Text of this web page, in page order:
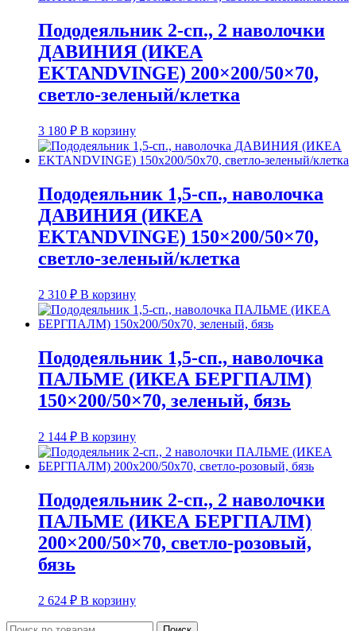
Пододеяльник 2-сп., 2 наволочки
ДАВИНИЯ (ИКЕА
EKTANDVINGE) 200×200/50×70,
светло-зеленый/клетка
3 180 ₽ В корзину
Пододеяльник 1,5-сп., наволочка
ДАВИНИЯ (ИКЕА
EKTANDVINGE) 150×200/50×70,
светло-зеленый/клетка
2 310 ₽ В корзину
Пододеяльник 1,5-сп., наволочка
ПАЛЬМЕ (ИКЕА БЕРГПАЛМ)
150×200/50×70, зеленый, бязь
2 144 ₽ В корзину
Пододеяльник 2-сп., 2 наволочки
ПАЛЬМЕ (ИКЕА БЕРГПАЛМ)
200×200/50×70, светло-розовый,
бязь
2 624 ₽ В корзину
Искать: